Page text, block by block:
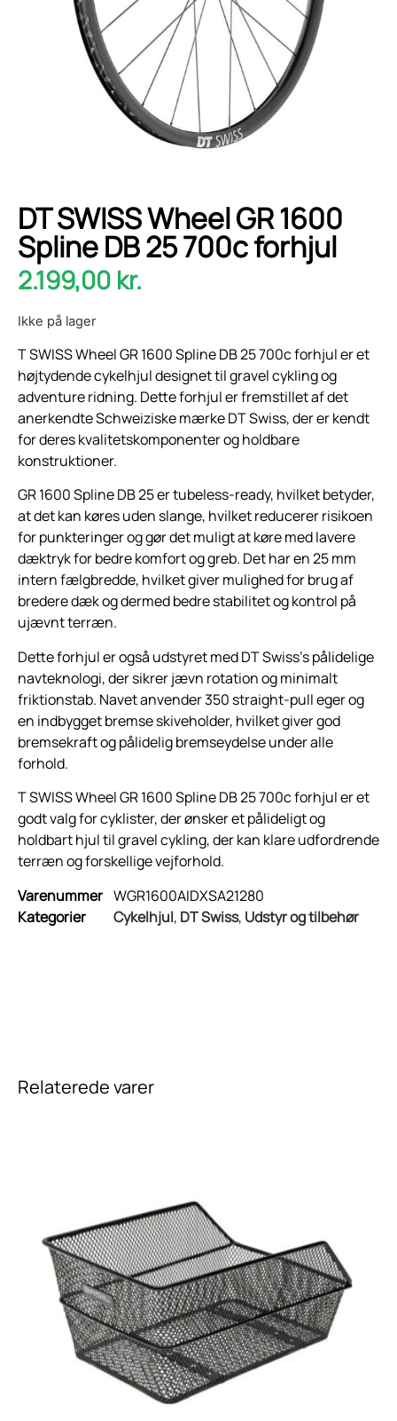
DT SWISS Wheel GR 1600
Spline DB 25 700c forhjul
2.199,00 kr.
Ikke på lager
T SWISS Wheel GR 1600 Spline DB 25 700c forhjul er et
højtydende cykelhjul designet til gravel cykling og
adventure ridning. Dette forhjul er fremstillet af det
anerkendte Schweiziske mærke DT Swiss, der er kendt
for deres kvalitetskomponenter og holdbare
konstruktioner.
GR 1600 Spline DB 25 er tubeless-ready, hvilket betyder,
at det kan køres uden slange, hvilket reducerer risikoen
for punkteringer og gør det muligt at køre med lavere
dæktryk for bedre komfort og greb. Det har en 25 mm
intern fælgbredde, hvilket giver mulighed for brug af
bredere dæk og dermed bedre stabilitet og kontrol på
ujævnt terræn.
Dette forhjul er også udstyret med DT Swiss’s pålidelige
navteknologi, der sikrer jævn rotation og minimalt
friktionstab. Navet anvender 350 straight-pull eger og
en indbygget bremse skiveholder, hvilket giver god
bremsekraft og pålidelig bremseydelse under alle
forhold.
T SWISS Wheel GR 1600 Spline DB 25 700c forhjul er et
godt valg for cyklister, der ønsker et pålideligt og
holdbart hjul til gravel cykling, der kan klare udfordrende
terræn og forskellige vejforhold.
Varenummer WGR1600AIDXSA21280
Kategorier
Cykelhjul, DT Swiss, Udstyr og tilbehør
Relaterede varer